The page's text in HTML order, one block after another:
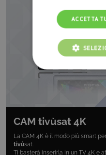
CAM tivùsat 4K
La CAM 4K è il modo più smart
tivùsat.
Ti basterà inserirla in un TV 4K e
ACCETTA
COOKIE
COOKIE
COOKIE DI